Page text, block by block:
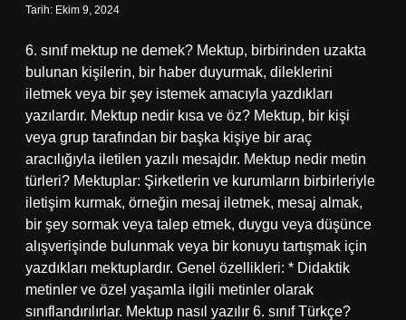
Tarih: Ekim 9, 2024
6. sınıf mektup ne demek? Mektup, birbirinden uzakta
bulunan kişilerin, bir haber duyurmak, dileklerini
iletmek veya bir şey istemek amacıyla yazdıkları
yazılardır. Mektup nedir kısa ve öz? Mektup, bir kişi
veya grup tarafından bir başka kişiye bir araç
aracılığıyla iletilen yazılı mesajdır. Mektup nedir metin
türleri? Mektuplar: Şirketlerin ve kurumların birbirleriyle
iletişim kurmak, örneğin mesaj iletmek, mesaj almak,
bir şey sormak veya talep etmek, duygu veya düşünce
alışverişinde bulunmak veya bir konuyu tartışmak için
yazdıkları mektuplardır. Genel özellikleri: * Didaktik
metinler ve özel yaşamla ilgili metinler olarak
sınıflandırılırlar. Mektup nasıl yazılır 6. sınıf Türkçe?